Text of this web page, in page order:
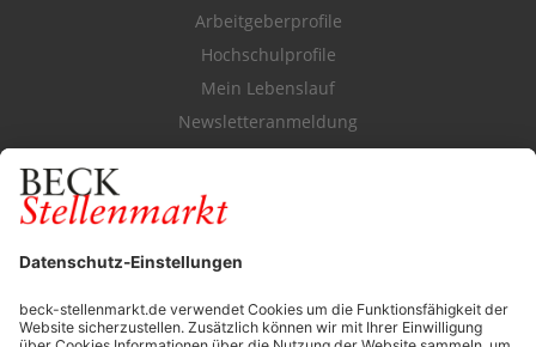
Arbeitgeberprofile
Hochschulprofile
Mein Lebenslauf
Newsletteranmeldung
Durchsuchen Sie den Stellenkatalog
FÜR ARBEITGEBER
Stellenmarktpreise
Anzeigen-AGB
Media-Daten